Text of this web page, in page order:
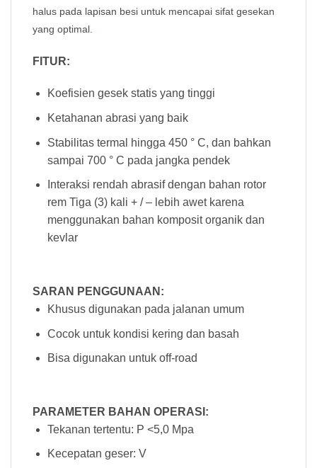
halus pada lapisan besi untuk mencapai sifat gesekan
yang optimal
FITUR:
Koefisien gesek statis yang tinggi
Ketahanan abrasi yang baik
Stabilitas termal hingga 450 ° C, dan bahkan
sampai 700 ° C pada jangka pendek
Interaksi rendah abrasif dengan bahan rotor
rem Tiga (3) kali + / – lebih awet karena
menggunakan bahan komposit organik dan
kevlar
SARAN PENGGUNAAN:
Khusus digunakan pada jalanan umum
Cocok untuk kondisi kering dan basah
Bisa digunakan untuk off-road
PARAMETER BAHAN OPERASI:
Tekanan tertentu: P <5,0 Mpa
Kecepatan geser: V